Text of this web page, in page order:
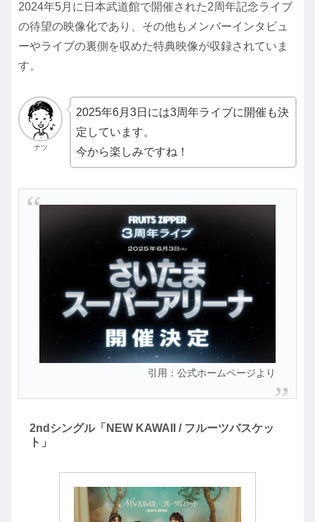
2024年5月に日本武道館で開催された2周年記念ライブ
の待望の映像化であり、その他もメンバーインタビュ
ーやライブの裏側を収めた特典映像が収録されていま
す。
ナツ
2025年6月3日には3周年ライブに開催も決
定しています。
今から楽しみですね！
引用：公式ホームページより
2ndシングル「NEW KAWAII / フルーツバスケッ
ト」